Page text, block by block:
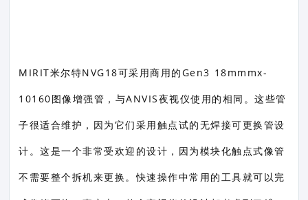
MIRIT米尔特NVG18可采用商用的Gen3 18mmmx-
10160图像增强管，与ANVIS夜视仪使用的相同。这些管
子很适合维护，因为它们采用触点试的无焊接可更换管设
计。这是一个非常受欢迎的设计，因为模块化触点式像管
不需要整个拆机来更换。快速操作中常用的工具就可以完